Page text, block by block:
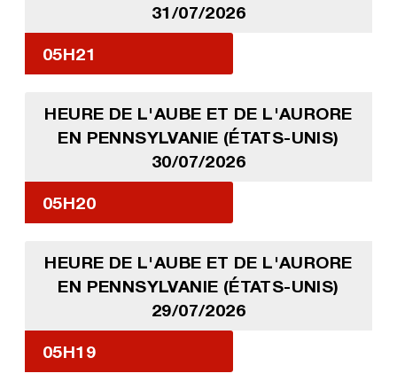
31/07/2026
05H21
HEURE DE L'AUBE ET DE L'AURORE
EN PENNSYLVANIE (ÉTATS-UNIS)
30/07/2026
05H20
HEURE DE L'AUBE ET DE L'AURORE
EN PENNSYLVANIE (ÉTATS-UNIS)
29/07/2026
05H19